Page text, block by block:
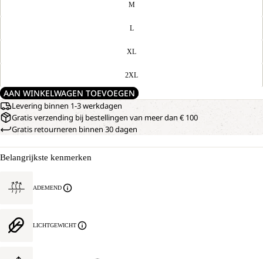
M
L
XL
2XL
AAN WINKELWAGEN TOEVOEGEN
Levering binnen 1-3 werkdagen
Gratis verzending bij bestellingen van meer dan € 100
Gratis retourneren binnen 30 dagen
Belangrijkste kenmerken
ADEMEND
LICHTGEWICHT